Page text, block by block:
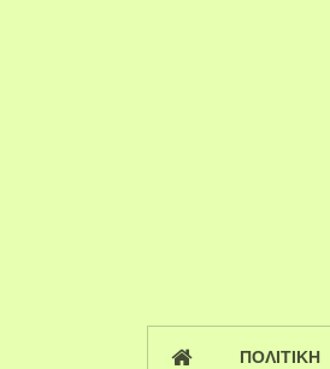
ΠΟΛΙΤΙΚΗ